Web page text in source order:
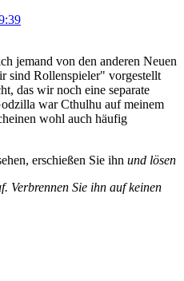
jemand von den anderen Neuen
sind Rollenspieler" vorgestellt
das wir noch eine separate
war Cthulhu auf meinem
wohl auch häufig
erschießen Sie ihn und lösen
Verbrennen Sie ihn auf keinen